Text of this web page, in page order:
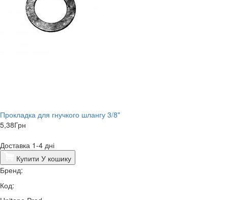
Прокладка для гнучкого шлангу 3/8"
5,38Грн
Доставка 1-4 дні
Купити У кошику
Бренд:
Код: